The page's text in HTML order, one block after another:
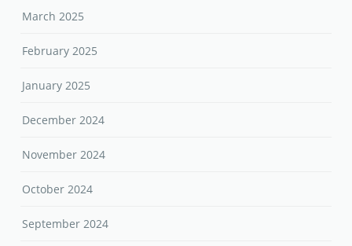
March 2025
February 2025
January 2025
December 2024
November 2024
October 2024
September 2024